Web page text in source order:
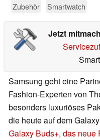
Zubehör
Smartwatch
Jetzt
Samsung geht eine
Fashion-Experten von
besonders luxuriöses
die heute auf dem
Galaxy Buds+, das neue